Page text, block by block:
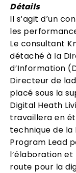
Détails
Il s’agit d’un
les
Le consultant
détaché à la
d’Information
Directeur de
placé sous la
Digital Heath
travaillera en
technique de la
Program Lead
l’élaboration
route pour la